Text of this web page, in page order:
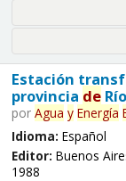
Estación
provincia de
por Agua y Energía
Idioma: Español
Editor: Buenos
1988